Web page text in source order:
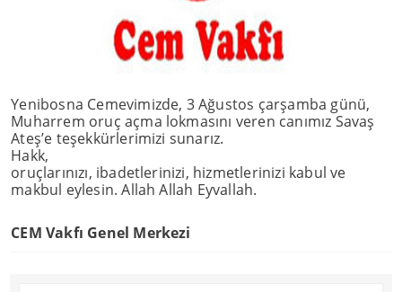
Yenibosna Cemevimizde, 3 Ağustos çarşamba günü,
Muharrem oruç açma lokmasını veren canımız Savaş
Ateş’e teşekkürlerimizi sunarız.
Hakk,
oruçlarınızı, ibadetlerinizi, hizmetlerinizi kabul ve
makbul eylesin. Allah Allah Eyvallah.
CEM Vakfı Genel Merkezi